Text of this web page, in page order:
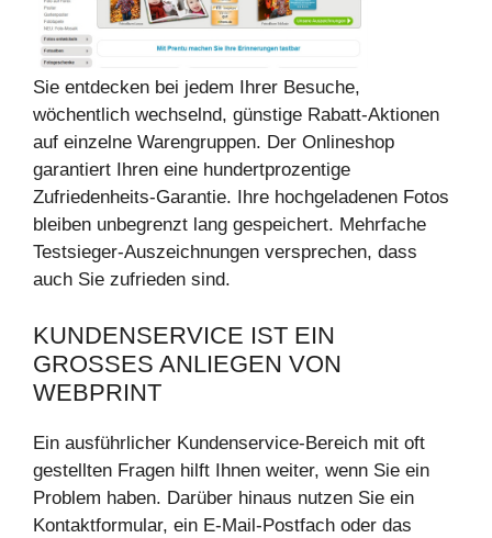
Sie entdecken bei jedem Ihrer Besuche,
wöchentlich wechselnd, günstige Rabatt-Aktionen
auf einzelne Warengruppen. Der Onlineshop
garantiert Ihren eine hundertprozentige
Zufriedenheits-Garantie. Ihre hochgeladenen Fotos
bleiben unbegrenzt lang gespeichert. Mehrfache
Testsieger-Auszeichnungen versprechen, dass
auch Sie zufrieden sind.
KUNDENSERVICE IST EIN
GROSSES ANLIEGEN VON W
EBPRINT
Ein ausführlicher Kundenservice-Bereich mit oft
gestellten Fragen hilft Ihnen weiter, wenn Sie ein
Problem haben. Darüber hinaus nutzen Sie ein
Kontaktformular, ein E-Mail-Postfach oder das